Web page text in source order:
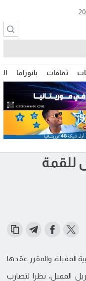
ثقافات بانوراما
للقمة
المقبلة، والمقرر عقدها
المقبل، نظرا لتضارب